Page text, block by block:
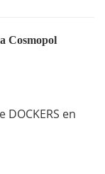
Cosmopol
en